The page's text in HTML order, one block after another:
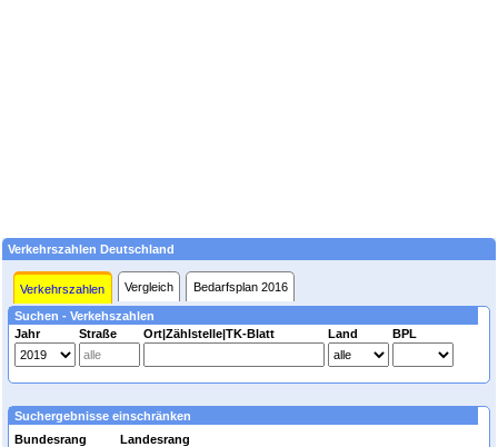
Verkehrszahlen Deutschland
Verkehrszahlen Vergleich Bedarfsplan 2016
Suchen - Verkehszahlen
Jahr
Straße Ort|Zählstelle|TK-Blatt Land BPL
Suchergebnisse einschränken
Bundesrang Landesrang